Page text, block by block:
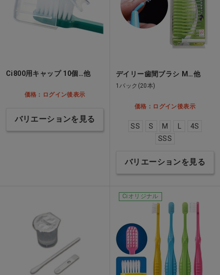
Ci800用キャップ 10個…他
価格：ログイン後表示
バリエーションを見る
デイリー歯間ブラシ M…他
1パック(20本)
価格：ログイン後表示
SS S M
4S
SSS
バリエーションを見る
Ciオリジナル